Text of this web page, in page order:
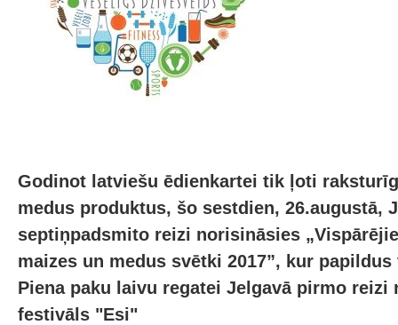
Godinot latviešu ēdienkartei tik ļoti
medus produktus, šo sestdien, 26.augustā,
septiņpadsmito reizi norisināsies
maizes un medus svētki 2017”, kur
Piena paku laivu regatei Jelgavā pirmo reizi
festivāls "Esi"